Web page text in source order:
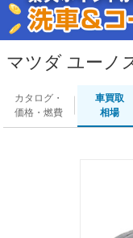
マツダ ユーノ
カタログ・
価格・燃費
車買取
相場